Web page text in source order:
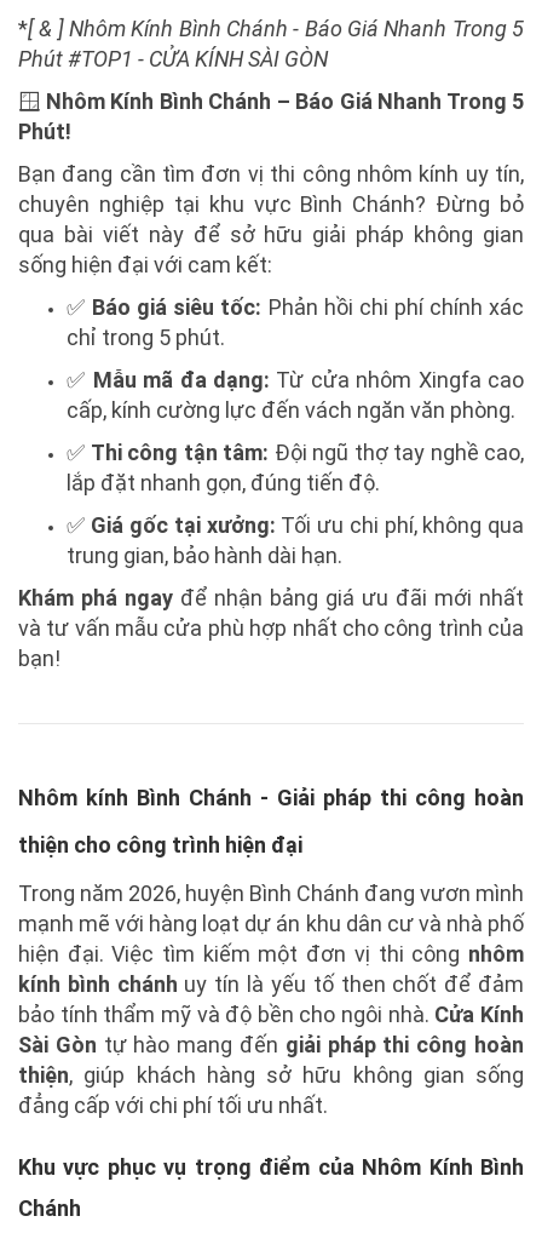
*[& ] Nhôm Kính Bình Chánh - Báo Giá Nhanh Trong 5
Phút #TOP1 - CỬA KÍNH SÀI GÒN
🪟 Nhôm Kính Bình Chánh – Báo Giá Nhanh Trong 5
Phút!
Bạn đang cần tìm đơn vị thi công nhôm kính uy tín,
chuyên nghiệp tại khu vực Bình Chánh? Đừng bỏ
qua bài viết này để sở hữu giải pháp không gian
sống hiện đại với cam kết:
✅ Báo giá siêu tốc: Phản hồi chi phí chính xác
chỉ trong 5 phút.
✅ Mẫu mã đa dạng: Từ cửa nhôm Xingfa cao
cấp, kính cường lực đến vách ngăn văn phòng.
✅ Thi công tận tâm: Đội ngũ thợ tay nghề cao,
lắp đặt nhanh gọn, đúng tiến độ.
✅ Giá gốc tại xưởng: Tối ưu chi phí, không qua
trung gian, bảo hành dài hạn.
Khám phá ngay để nhận bảng giá ưu đãi mới nhất
và tư vấn mẫu cửa phù hợp nhất cho công trình của
bạn!
Nhôm kính Bình Chánh - Giải pháp thi công hoàn
thiện cho công trình hiện đại
Trong năm 2026, huyện Bình Chánh đang vươn mình
mạnh mẽ với hàng loạt dự án khu dân cư và nhà phố
hiện đại. Việc tìm kiếm một đơn vị thi công nhôm
kính bình chánh uy tín là yếu tố then chốt để đảm
bảo tính thẩm mỹ và độ bền cho ngôi nhà. Cửa Kính
Sài Gòn tự hào mang đến giải pháp thi công hoàn
thiện, giúp khách hàng sở hữu không gian sống
đẳng cấp với chi phí tối ưu nhất.
Khu vực phục vụ trọng điểm của Nhôm Kính Bình
Chánh